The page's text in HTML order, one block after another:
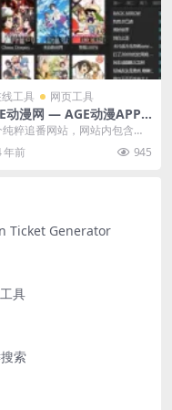
工具 网页工具
动漫网 — AGE动漫APP
观看番剧平台！
粹追番网站，网站内包含了
的热门番剧，其他网站需要会
看的这里全部免...
年前 945
Ticket Generator
具
索